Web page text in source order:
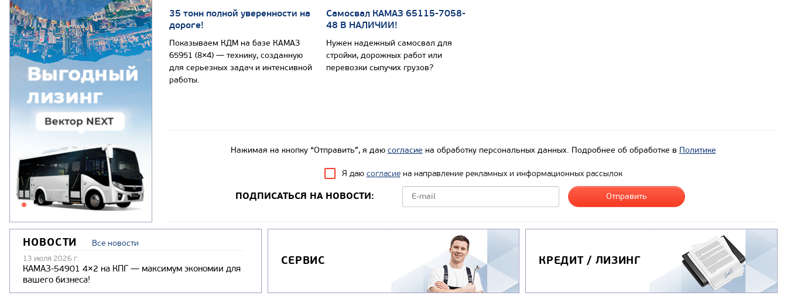
35 тонн полной уверенности на
дороге!
Показываем КДМ на базе КАМАЗ
65951 (8×4) — технику, созданную
для серьезных задач и интенсивной
работы.
Самосвал КАМАЗ 65115-7058-
48 В НАЛИЧИИ!
Нужен надежный самосвал для
стройки, дорожных работ или
перевозки сыпучих грузов?
Нажимая на кнопку “Отправить”, я даю согласие на обработку персональных данных. Подробнее об обработке в Политике
Я даю согласиена направление рекламных и информационных рассылок
ПОДПИСАТЬСЯ НА НОВОСТИ:
НОВОСТИ Все новости
13 июля 2026 г.
КАМАЗ-54901 4×2 на КПГ — максимум экономии для
вашего бизнеса!
СЕРВИС КРЕДИТ / ЛИЗИНГ